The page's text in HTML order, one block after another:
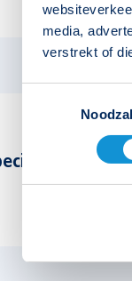
media,
verstrekt of